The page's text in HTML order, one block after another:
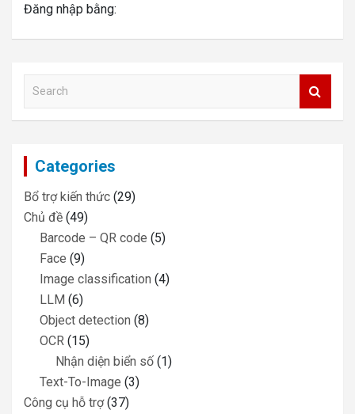
Đăng nhập bằng:
a
c
Categories
Bổ trợ kiến thức (29)
Chủ đề (49)
Barcode – QR code (5)
Face (9)
Image classification (4)
LLM (6)
Object detection (8)
OCR (15)
Nhận diện biển số (1)
Text-To-Image (3)
Công cụ hỗ trợ(37)